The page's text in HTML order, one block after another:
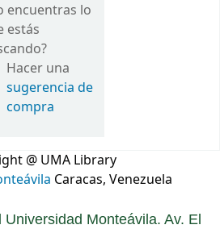
encuentras lo
estás
Hacer una
sugerencia de
compra
@ UMA Library
Caracas, Venezuela
Monteávila. Av. El